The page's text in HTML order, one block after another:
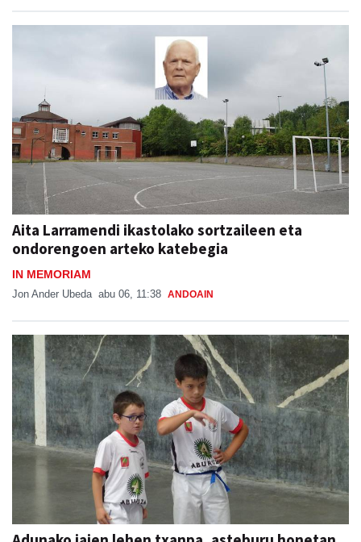
Aita Larramendi ikastolako sortzaileen eta
ondorengoen arteko katebegia
IN MEMORIAM
Jon Ander Ubeda abu 06, 11:38 ANDOAIN